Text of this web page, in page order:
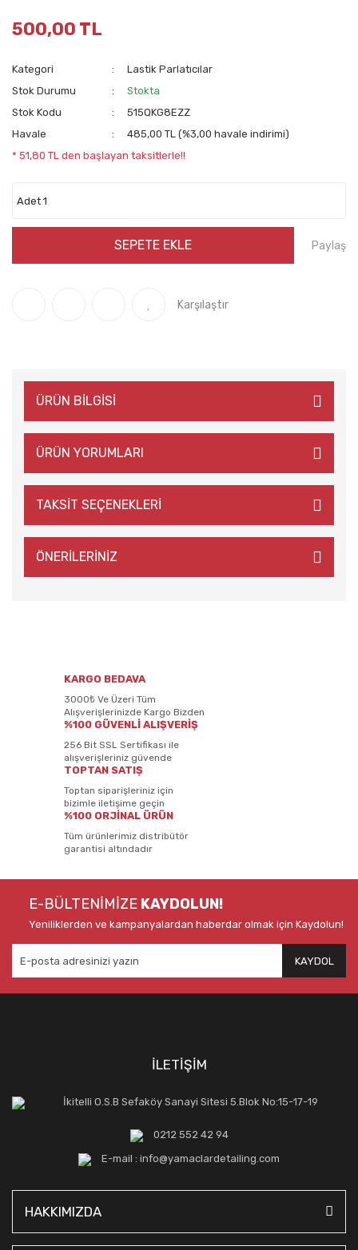
500,00 TL
Kategori
Lastik Parlatıcılar
Stok Durumu
Stokta
Stok Kodu
515QKG8EZZ
Havale
485,00 TL (%3,00 havale indirimi)
* 51,80 TL den başlayan taksitlerle!!
SEPETE EKLE Paylaş
Karşılaştır
ÜRÜN BİLGİSİ
ÜRÜN YORUMLARI
TAKSİT SEÇENEKLERİ
ÖNERİLERİNİZ
KARGO BEDAVA
3000₺ Ve Üzeri Tüm
Alışverişlerinizde Kargo Bizden
%100 GÜVENLİ ALIŞVERİŞ
256 Bit SSL Sertifikası ile
alışverişleriniz güvende
TOPTAN SATIŞ
Toptan siparişleriniz için
bizimle iletişime geçin
%100 ORJİNAL ÜRÜN
Tüm ürünlerimiz distribütör
garantisi altındadır
E-BÜLTENİMİZE KAYDOLUN!
Yeniliklerden ve kampanyalardan haberdar olmak için Kaydolun!
KAYDOL
İLETİŞİM
İkitelli O.S.B Sefaköy Sanayi Sitesi 5.Blok No:15-17-19
0212 552 42 94
E-mail : info@yamaclardetailing.com
HAKKIMIZDA